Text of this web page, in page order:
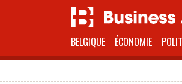
BELGIQUE ÉCONOMIE